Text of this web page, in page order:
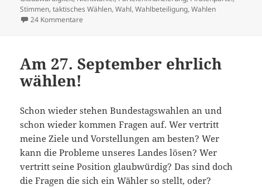
Stimmen,taktisches Wählen,Wahl,Wahlbeteiligung,Wahlen
24 Kommentare
Am 27. September ehrlich
wählen!
Schon wieder stehen Bundestagswahlen an und
schon wieder kommen Fragen auf. Wer vertritt
meine Ziele und Vorstellungen am besten? Wer
kann die Probleme unseres Landes lösen? Wer
vertritt seine Position glaubwürdig? Das sind doch
die Fragen die sich ein Wähler so stellt, oder?